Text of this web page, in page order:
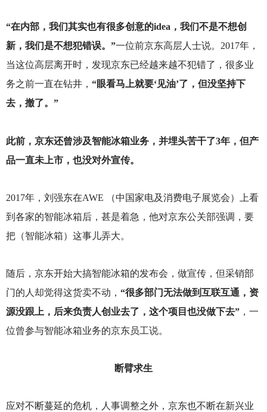
“在内部，我们其实也有很多创意的idea，我们不是不想创
新，我们是不想犯错误。”一位前京东高层人士说。2017年，
当这位高层离开时，发现京东已经越来越不犯错了，很多业
务之前一直在钻井， “眼看马上就要‘见油’了，但没坚持下
去，撤了。”
此前，京东还曾涉及智能冰箱业务，并埋头苦干了3年，但产
品一直未上市，也没对外宣传。
2017年，刘强东在AWE （中国家电及消费电子展览会）上看
到各家的智能冰箱后，甚是着急，他对京东公关部强调，要
把（智能冰箱）这事儿弄大。
随后，京东开始大搞智能冰箱的发布会，做宣传，但采销部
门的人却觉得这货卖不动， “很多部门无法做到互联互通，资
源没跟上，后来负责人创业去了，这个项目也没做下去”，一
位曾参与智能冰箱业务的京东员工说。
断臂求生
应对不断蔓延的危机，人事调整之外，京东也不断在新兴业